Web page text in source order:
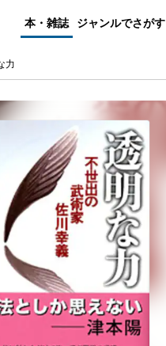
本・雑誌 ジャンルでさがす
力